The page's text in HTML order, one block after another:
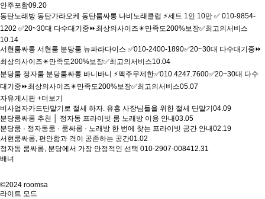
안주포함09.20
동탄노래방 동탄가라오케 동탄룸싸롱 나비노래클럽 ⚡세트 1인 10만 ✅ 010-9854-
1202 ✅20~30대 다수대기중⏩최상의사이즈✴️만족도200%보장✅최고의서비스
10.14
서현룸싸롱 서현룸 분당룸 뉴파라다이스 ✅010-2400-1890✅20~30대 다수대기중⏩
최상의사이즈✴️만족도200%보장✅최고의서비스10.04
분당룸 정자룸 분당룸싸롱 바니바니 ⚡맥주무제한✅010.4247.7600✅20~30대 다수
대기중⏩최상의사이즈✴️만족도200%보장✅최고의서비스05.07
자유게시판 +더보기
비사업자카드단말기로 절세 하자. 유흥 사장님들을 위한 절세 단말기 04.09
분당룸싸롱 추천 │ 정자동 프라이빗 룸 노래방 이용 안내03.05
분당룸 · 정자동룸 · 룸싸롱 · 노래방 한 번에 찾는 프라이빗 공간 안내02.19
서현룸싸롱, 편안함과 격이 공존하는 공간01.02
정자동 룸싸롱, 분당에서 가장 안정적인 선택 010-2907-008412.31
배너
©2024 roomsa
라이트 모드